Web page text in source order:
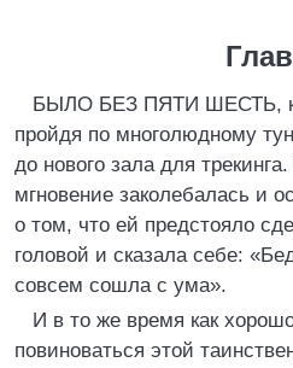
БЫЛО БЕЗ ПЯТИ ШЕСТЬ,
пройдя по многолюдному
до нового зала для
мгновение заколебалась и
о том, что ей предстояло
головой и сказала себе:
совсем сошла с ума».
И в то же время как
повиноваться этой